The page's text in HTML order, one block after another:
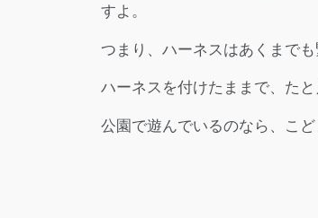
すよ。
つまり、ハーネスはあくまで
ハーネスを付けたままで、た
公園で遊んでいるのなら、こ